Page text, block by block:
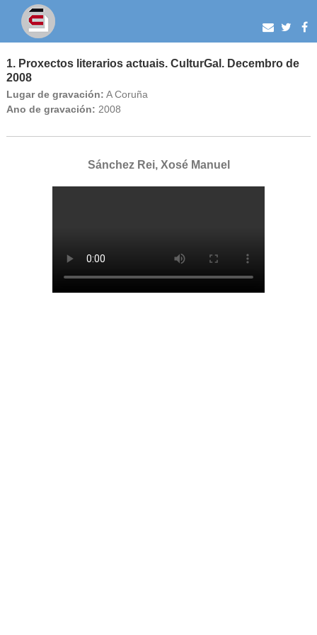
1. Proxectos literarios actuais. CulturGal. Decembro de
2008
Lugar de gravación: A Coruña
Ano de gravación: 2008
Sánchez Rei, Xosé Manuel